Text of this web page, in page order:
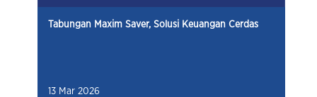
Tabungan Maxim Saver, Solusi Keuangan Cerdas
13 Mar 2026